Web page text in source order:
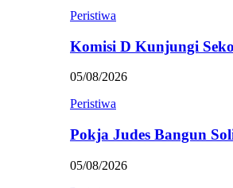
Peristiwa
Komisi D Kunjungi
05/08/2026
Peristiwa
Pokja Judes Bangun
05/08/2026